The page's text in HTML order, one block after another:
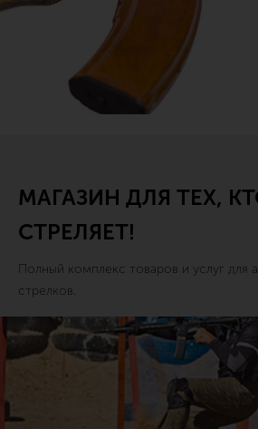
МАГАЗИН ДЛЯ ТЕХ,
СТРЕЛЯЕТ!
Полный комплекс товаров и услуг для
стрелков.